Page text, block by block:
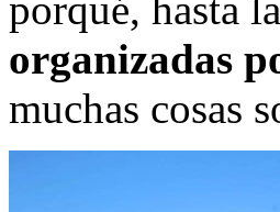
organizadas
muchas cosas